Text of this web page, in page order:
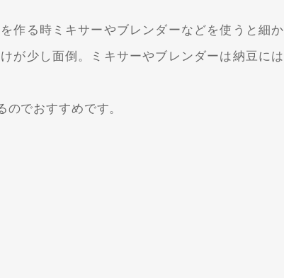
作る時ミキサーやブレンダーなどを使うと細か
が少し面倒。ミキサーやブレンダーは納豆には
でおすすめです。